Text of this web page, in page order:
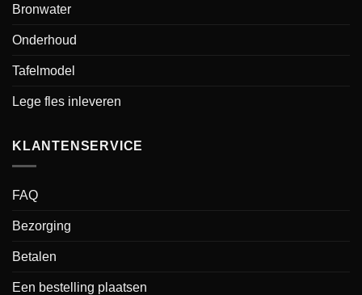
Bronwater
Onderhoud
Tafelmodel
Lege fles inleveren
KLANTENSERVICE
FAQ
Bezorging
Betalen
Een bestelling plaatsen